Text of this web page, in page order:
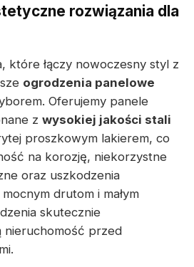
rozwiązania dla
które łączy nowoczesny styl z
ogrodzenia panelowe
Oferujemy panele
z wysokiej jakości stali
proszkowym lakierem, co
na korozję, niekorzystne
oraz uszkodzenia
drutom i małym
skutecznie
nieruchomość przed